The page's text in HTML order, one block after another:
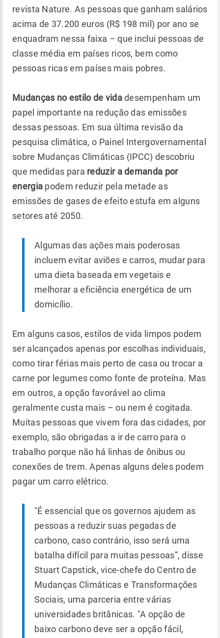
revista Nature. As pessoas que ganham salários
acima de 37.200 euros (R$ 198 mil) por ano se
enquadram nessa faixa – que inclui pessoas de
classe média em países ricos, bem como
pessoas ricas em países mais pobres.
Mudanças no estilo de vidadesempenham um
papel importante na redução das emissões
dessas pessoas. Em sua última revisão da
pesquisa climática, o Painel Intergovernamental
sobre Mudanças Climáticas (IPCC) descobriu
que medidas para reduzir a demanda por
energia podem reduzir pela metade as
emissões de gases de efeito estufa em alguns
setores até 2050.
Algumas das ações mais poderosas
incluem evitar aviões e carros, mudar para
uma dieta baseada em vegetais e
melhorar a eficiência energética de um
domicílio.
Em alguns casos, estilos de vida limpos podem
ser alcançados apenas por escolhas individuais,
como tirar férias mais perto de casa ou trocar a
carne por legumes como fonte de proteína. Mas
em outros, a opção favorável ao clima
geralmente custa mais – ou nem é cogitada.
Muitas pessoas que vivem fora das cidades, por
exemplo, são obrigadas a ir de carro para o
trabalho porque não há linhas de ônibus ou
conexões de trem. Apenas alguns deles podem
pagar um carro elétrico.
"É essencial que os governos ajudem as
pessoas a reduzir suas pegadas de
carbono, caso contrário, isso será uma
batalha difícil para muitas pessoas”, disse
Stuart Capstick, vice-chefe do Centro de
Mudanças Climáticas e Transformações
Sociais, uma parceria entre várias
universidades britânicas. "A opção de
baixo carbono deve ser a opção fácil,